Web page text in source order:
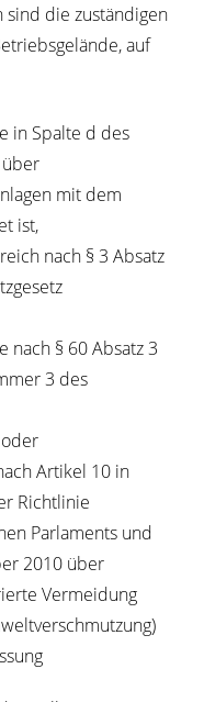
sind die zuständigen
auf
in Spalte d des
mit dem
ist,
nach § 3 Absatz
nach § 60 Absatz 3
3 des
Artikel 10 in
Richtlinie
Parlaments und
2010 über
Vermeidung